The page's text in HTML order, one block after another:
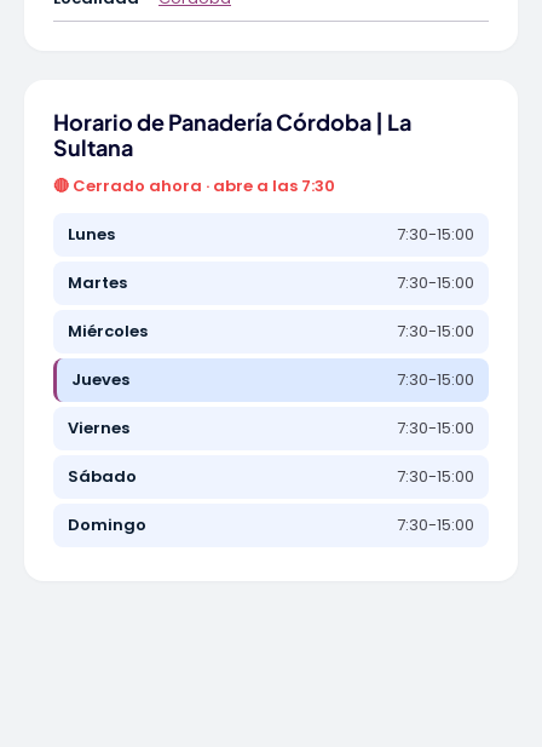
Horario de Panadería Córdoba | La
Sultana
🔴 Cerrado ahora · abre a las 7:30
Lunes 7:30-15:00
Martes 7:30-15:00
Miércoles 7:30-15:00
Jueves 7:30-15:00
Viernes 7:30-15:00
Sábado 7:30-15:00
Domingo 7:30-15:00